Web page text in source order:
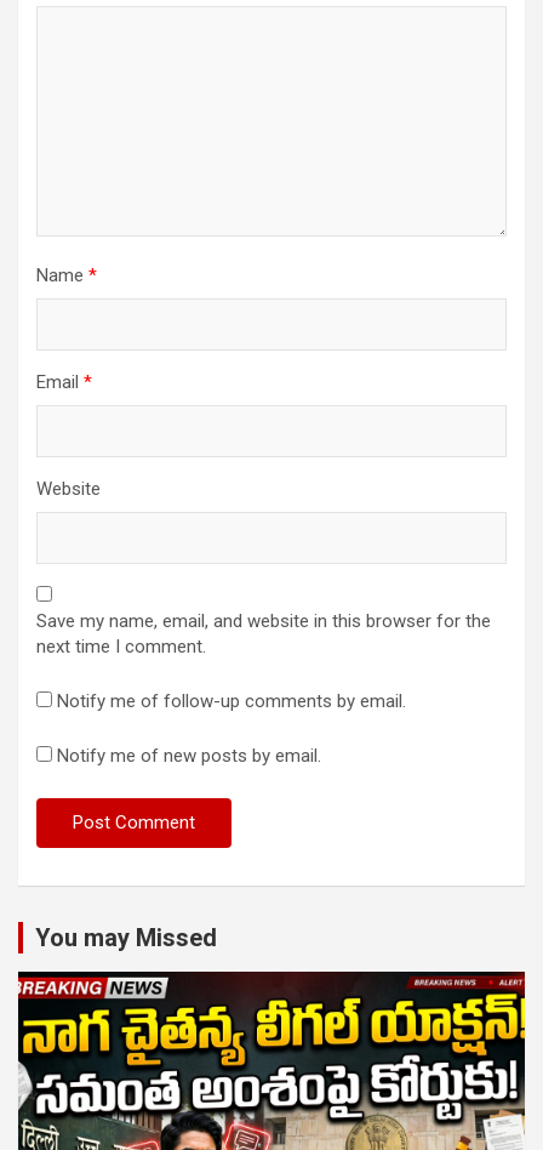
Name *
Email *
Website
Save my name, email, and website in this browser for the
next time I comment.
Notify me of follow-up comments by email.
Notify me of new posts by email.
You may Missed